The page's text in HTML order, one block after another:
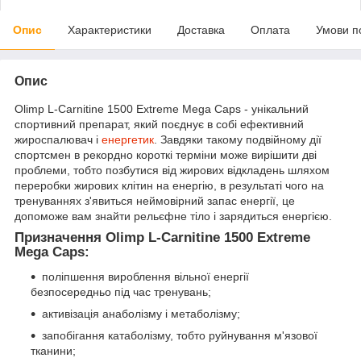
Опис Характеристики Доставка Оплата Умови
Опис
Olimp L-Carnitine 1500 Extreme Mega Caps - унікальний
спортивний препарат, який поєднує в собі ефективний
жироспалювач і енергетик . Завдяки такому подвійному дії
спортсмен в рекордно короткі терміни може вирішити дві
проблеми, тобто позбутися від жирових відкладень шляхом
переробки жирових клітин на енергію, в результаті чого на
тренуваннях з'явиться неймовірний запас енергії, це
допоможе вам знайти рельєфне тіло і зарядиться енергією.
Призначення Olimp L-Carnitine 1500 Extreme
Mega Caps:
поліпшення вироблення вільної енергії
безпосередньо під час тренувань;
активізація анаболізму і метаболізму;
запобігання катаболізму, тобто руйнування м'язової
тканини;